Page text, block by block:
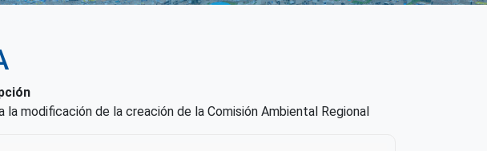
la modificación de la creación de la Comisión Ambiental Regional